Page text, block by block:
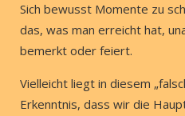
Sich bewusst Momente zu
das, was man erreicht hat,
bemerkt oder feiert.
Vielleicht liegt in diesem
Erkenntnis, dass wir die